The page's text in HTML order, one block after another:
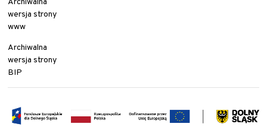
wersja strony
www
Archiwalna
wersja strony
BIP